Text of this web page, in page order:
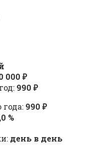
000 ₽
990 ₽
990 ₽
%
день в день